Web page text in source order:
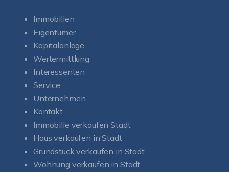
Immobilien
Eigentümer
Kapitalanlage
Wertermittlung
Interessenten
Service
Unternehmen
Kontakt
Immobilie verkaufen Stadt
Haus verkaufen in Stadt
Grundstück verkaufen in Stadt
Wohnung verkaufen in Stadt